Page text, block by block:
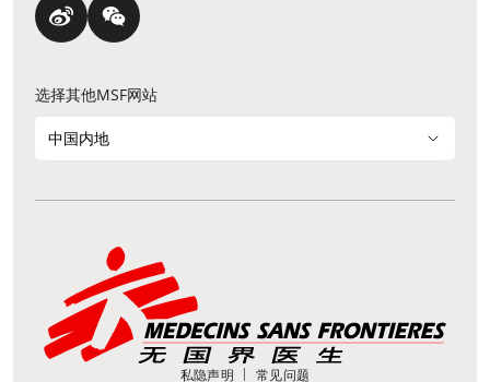
选择其他MSF网站
中国内地
私隐声明
常见问题